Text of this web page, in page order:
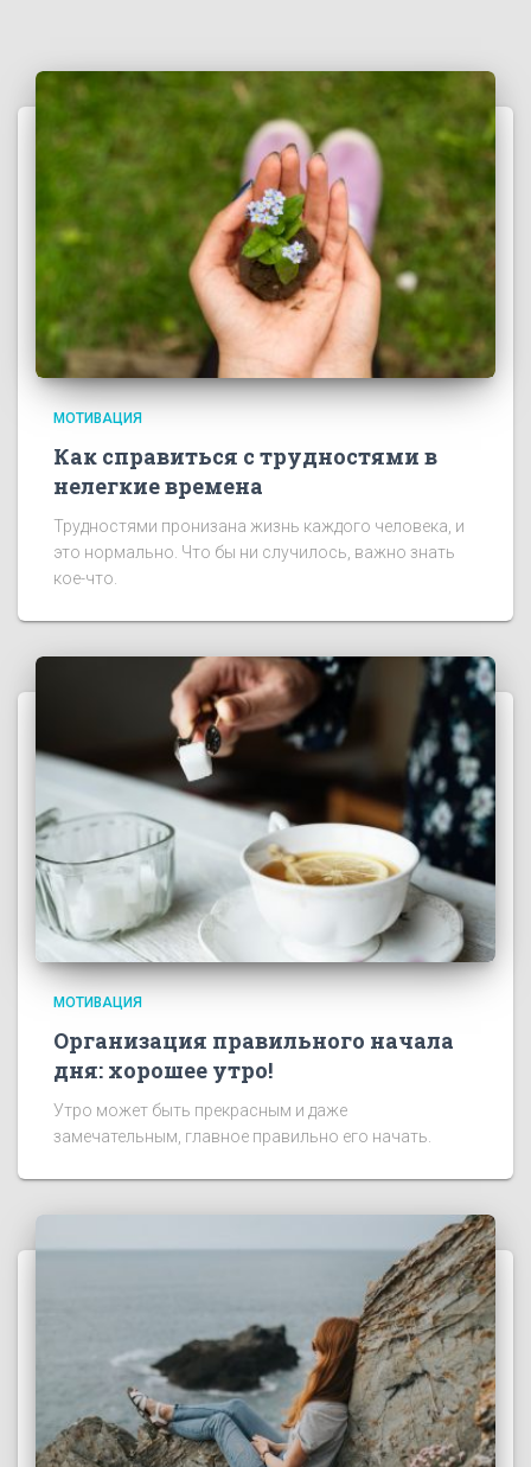
МОТИВАЦИЯ
Как справиться с трудностями в
нелегкие времена
Трудностями пронизана жизнь каждого человека, и
это нормально. Что бы ни случилось, важно знать
кое-что.
МОТИВАЦИЯ
Организация правильного начала
дня: хорошее утро!
Утро может быть прекрасным и даже
замечательным, главное правильно его начать.